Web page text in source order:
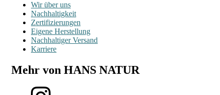
Wir über uns
Nachhaltigkeit
Zertifizierungen
Eigene Herstellung
Nachhaltiger Versand
Karriere
Mehr von HANS NATUR